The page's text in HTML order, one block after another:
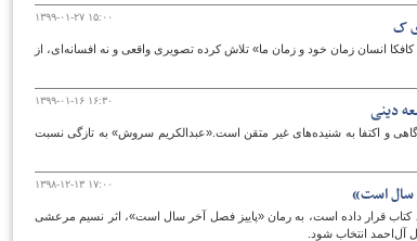
۱۳۹۹-۰۱-۲۷ ۱۵:۰۰ ک
انسان زمان خود و زمان ما» تلاش کرده تصویری واقعی و نه افسانه‌ای، از
۱۳۹۹-۰۱-۱۶ ۱۶:۳۰ دینی
و اکتفا به شنیده‌های غیر متقن است.«عبدالکریم سروش» به تازگی نسبت
۱۳۹۸-۱۲-۱۳ ۱۷:۰۰ سال است»
کتاب قرار داده است، به رمان «پاییز فصل آخر سال است»، اثر نسیم مرعشی
آل‌احمد انتخاب شود.